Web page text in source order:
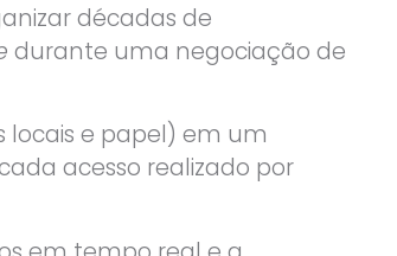
décadas de
durante uma negociação de
locais e papel) em um
acesso realizado por